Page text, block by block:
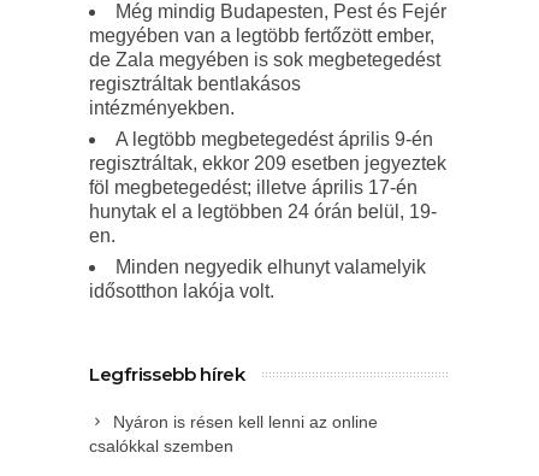
Még mindig Budapesten, Pest és Fejér
megyében van a legtöbb fertőzött ember,
de Zala megyében is sok megbetegedést
regisztráltak bentlakásos
intézményekben.
A legtöbb megbetegedést április 9-én
regisztráltak, ekkor 209 esetben jegyeztek
föl megbetegedést; illetve április 17-én
hunytak el a legtöbben 24 órán belül, 19-
en.
Minden negyedik elhunyt valamelyik
idősotthon lakója volt.
Legfrissebb hírek
Nyáron is résen kell lenni az online
csalókkal szemben